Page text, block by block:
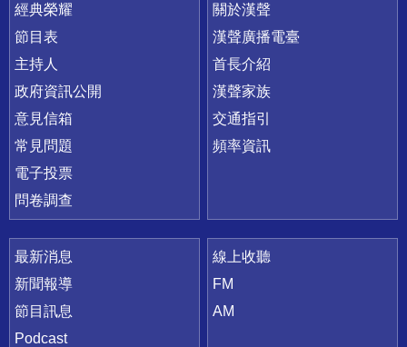
快速連結
經典榮耀
節目表
主持人
政府資訊公開
意見信箱
常見問題
電子投票
問卷調查
關於漢聲
漢聲廣播電臺
首長介紹
漢聲家族
交通指引
頻率資訊
最新消息
新聞報導
節目訊息
Podcast
線上收聽
FM
AM